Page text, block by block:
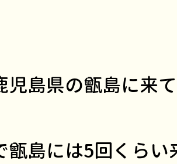
児島県の甑島に来
甑島には5回くら